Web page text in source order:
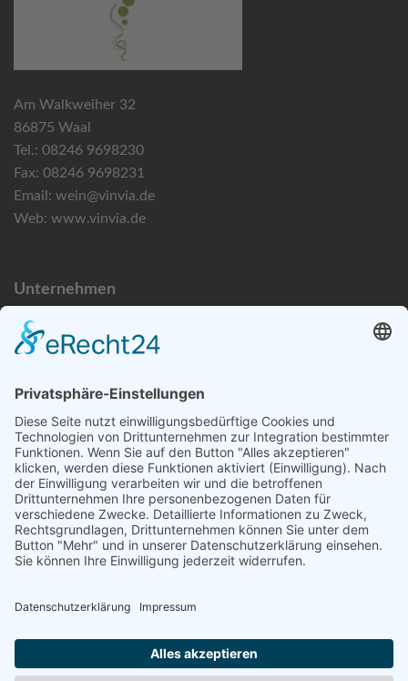
Am Walkweiher 32
86875 Waal
Tel.: 08246 9698230
Fax: 08246 9698231
Email: wein@vinvia.de
Web: www.vinvia.de
Unternehmen
Datenschutzerklärung
Impressum
Newsletteranmeldung
TERMS PRIVACY COOKIES